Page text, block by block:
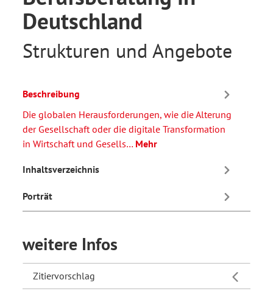
Deutschland
Strukturen und Angebote
Beschreibung
Die globalen Herausforderungen, wie die Alterung
der Gesellschaft oder die digitale Transformation
in Wirtschaft und Gesells… Mehr
Inhaltsverzeichnis
Porträt
weitere Infos
Zitiervorschlag